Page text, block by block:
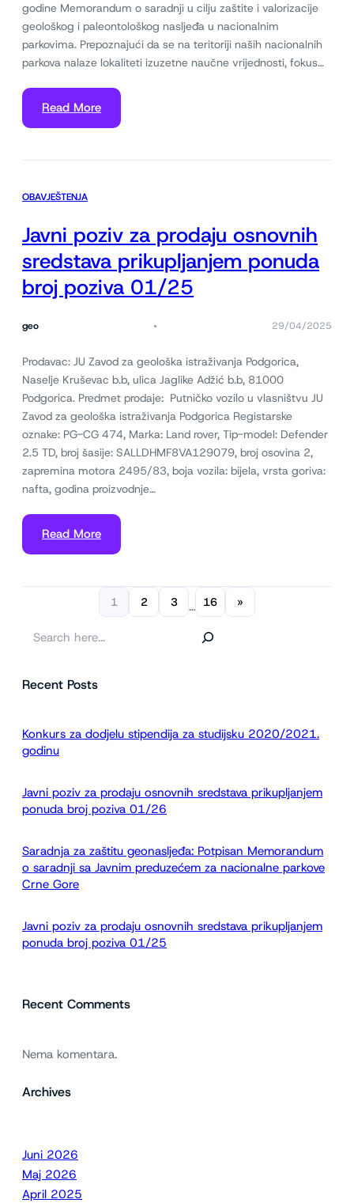
godine Memorandum o saradnji u cilju zaštite i valorizacije
geološkog i paleontološkog nasljeđa u nacionalnim
parkovima. Prepoznajući da se na teritoriji naših nacionalnih
parkova nalaze lokaliteti izuzetne naučne vrijednosti, fokus…
Read More
OBAVJEŠTENJA
Javni poziv za prodaju osnovnih
sredstava prikupljanjem ponuda
broj poziva 01/25
geo 29/04/2025
Prodavac: JU Zavod za geološka istraživanja Podgorica,
Naselje Kruševac b.b, ulica Jaglike Adžić b.b, 81000
Podgorica. Predmet prodaje: Putničko vozilo u vlasništvu JU
Zavod za geološka istraživanja Podgorica Registarske
oznake: PG-CG 474, Marka: Land rover, Tip-model: Defender
2.5 TD, broj šasije: SALLDHMF8VA129079, broj osovina 2,
zapremina motora 2495/83, boja vozila: bijela, vrsta goriva:
nafta, godina proizvodnje…
Read More
1 2 3 … 16 »
t
g
Recent Posts
Konkurs za dodjelu stipendija za studijsku 2020/2021.
godinu
Javni poziv za prodaju osnovnih sredstava prikupljanjem
ponuda broj poziva 01/26
Saradnja za zaštitu geonasljeđa: Potpisan Memorandum
o saradnji sa Javnim preduzećem za nacionalne parkove
Crne Gore
Javni poziv za prodaju osnovnih sredstava prikupljanjem
ponuda broj poziva 01/25
Recent Comments
Nema komentara.
Archives
Juni 2026
Maj 2026
April 2025